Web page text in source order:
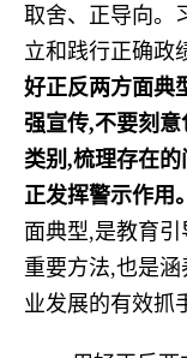
取舍、正导向。
立和践行正确政
好正反两方面典
强宣传,不要刻
类别,梳理存在
正发挥警示作用
面典型,是教育
重要方法,也是
业发展的有效抓